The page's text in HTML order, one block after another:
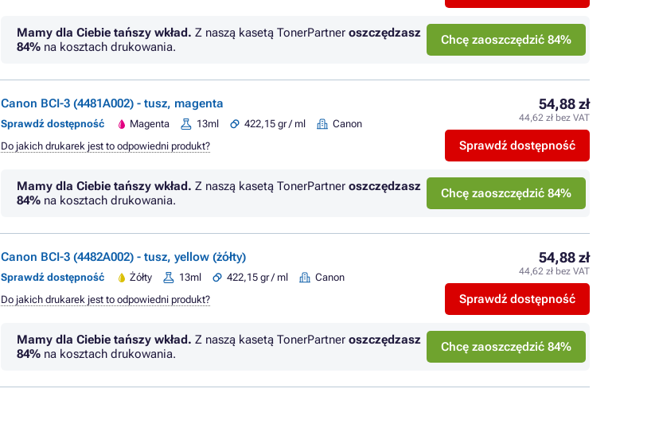
Mamy dla Ciebie tańszy wkład. Z naszą kasetą TonerPartner oszczędzasz
84% na kosztach drukowania. Chcę zaoszczędzić 84%
Canon BCI-3 (4481A002) - tusz, magenta
Sprawdź dostępność Magenta 13ml 422,15 gr / ml Canon
54,88 zł
44,62 zł bez VAT
Sprawdź dostępność
Do jakich drukarek jest to odpowiedni produkt?
Mamy dla Ciebie tańszy wkład. Z naszą kasetą TonerPartner oszczędzasz
84% na kosztach drukowania. Chcę zaoszczędzić 84%
Canon BCI-3 (4482A002) - tusz, yellow (żółty)
Sprawdź dostępność Żółty 13ml 422,15 gr / ml Canon
54,88 zł
44,62 zł bez VAT
Sprawdź dostępność
Do jakich drukarek jest to odpowiedni produkt?
Mamy dla Ciebie tańszy wkład. Z naszą kasetą TonerPartner oszczędzasz
84% na kosztach drukowania. Chcę zaoszczędzić 84%